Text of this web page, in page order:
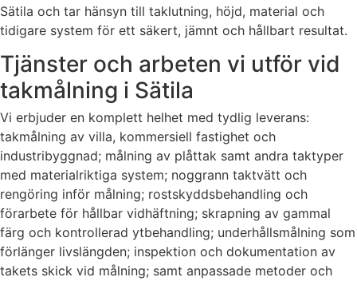
Sätila och tar hänsyn till taklutning, höjd, material och
tidigare system för ett säkert, jämnt och hållbart resultat.
Tjänster och arbeten vi utför vid
takmålning i Sätila
Vi erbjuder en komplett helhet med tydlig leverans:
takmålning av villa, kommersiell fastighet och
industribyggnad; målning av plåttak samt andra taktyper
med materialriktiga system; noggrann taktvätt och
rengöring inför målning; rostskyddsbehandling och
förarbete för hållbar vidhäftning; skrapning av gammal
färg och kontrollerad ytbehandling; underhållsmålning som
förlänger livslängden; inspektion och dokumentation av
takets skick vid målning; samt anpassade metoder och